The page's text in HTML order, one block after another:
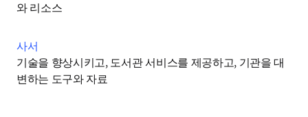
와 리소스
사서
기술을 향상시키고, 도서관 서비스를 제공하고, 기관을 대
변하는 도구와 자료